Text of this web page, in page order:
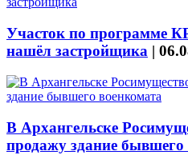
Участок по программе
нашёл застройщика |
В Архангельске
продажу здание бывшего